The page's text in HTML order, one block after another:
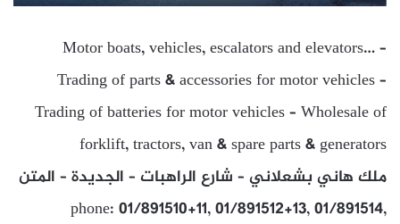
Motor boats, vehicles, escalators and elevators… –
Trading of parts & accessories for motor vehicles –
Trading of batteries for motor vehicles – Wholesale of
forklift, tractors, van & spare parts & generators
ملك هاني بشعلاني – شارع الراهبات – الجديدة – المتن
phone: 01/891510+11, 01/891512+13, 01/891514,